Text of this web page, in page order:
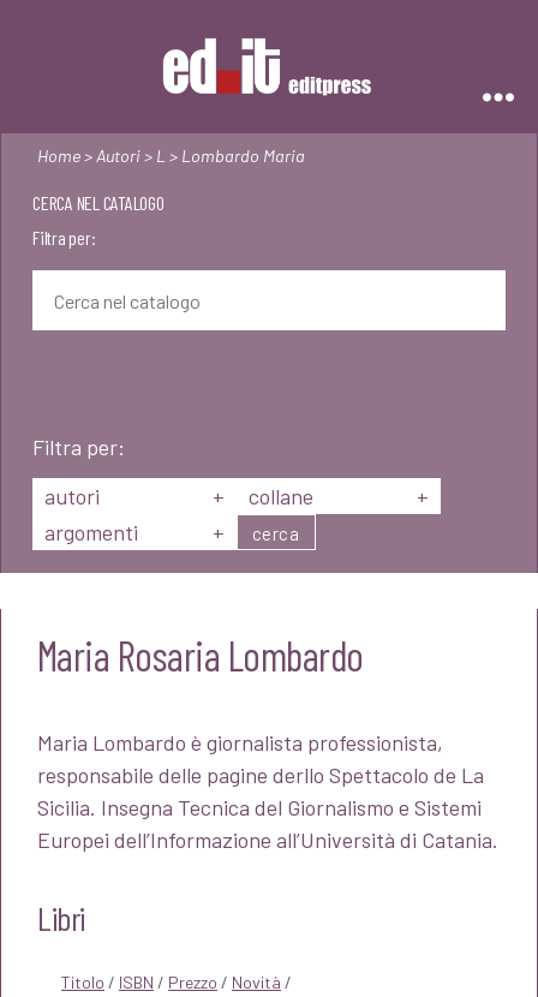
Home> Autori> L > Lombardo Maria
CERCA NEL CATALOGO
Filtra per:
Filtra per:
autori
+ collane
+
argomenti
+ cerca
Maria Rosaria Lombardo
Maria Lombardo è giornalista professionista,
responsabile delle pagine derllo Spettacolo de La
Sicilia. Insegna Tecnica del Giornalismo e Sistemi
Europei dell’Informazione all’Università di Catania.
Libri
Titolo / ISBN / Prezzo / Novità /